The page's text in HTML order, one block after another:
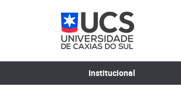
Institucional